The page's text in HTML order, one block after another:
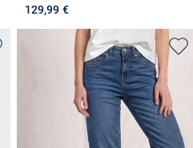
129,99 €